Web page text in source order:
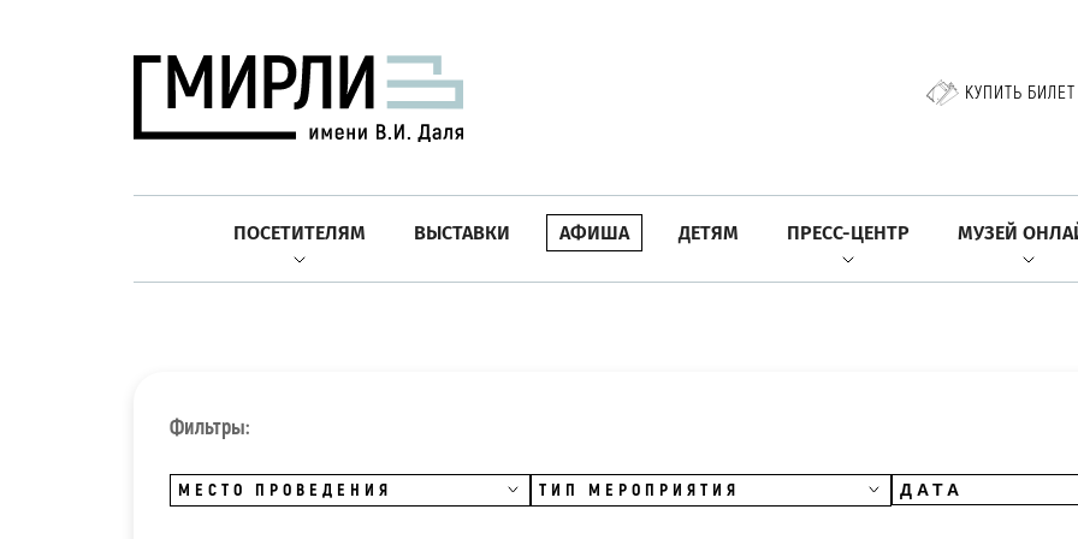
КУПИТЬ БИЛЕТ
ПОСЕТИТЕЛЯМ ВЫСТАВКИ АФИША ДЕТЯМ ПРЕСС-ЦЕНТР МУЗЕЙ
Фильтры:
МЕСТО ПРОВЕДЕНИЯ ТИП МЕРОПРИЯТИЯ